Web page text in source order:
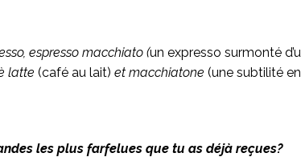
espresso macchiato (un expresso surmonté
latte(café au lait) et macchiatone(une subtilité
les plus farfelues que tu as déjà reçues?